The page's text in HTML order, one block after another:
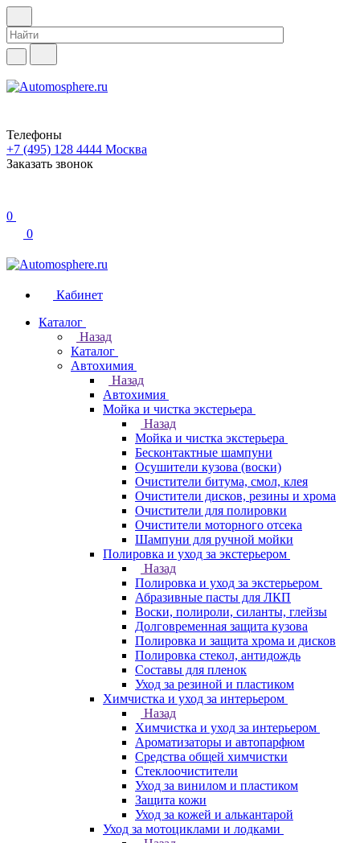
Телефоны
+7 (495) 128 4444 Москва
Заказать звонок
0
0
Кабинет
Каталог
Назад
Каталог
Автохимия
Назад
Автохимия
Мойка и чистка экстерьера
Назад
Мойка и чистка экстерьера
Бесконтактные шампуни
Осушители кузова (воски)
Очистители битума, смол, клея
Очистители дисков, резины и хрома
Очистители для полировки
Очистители моторного отсека
Шампуни для ручной мойки
Полировка и уход за экстерьером
Назад
Полировка и уход за экстерьером
Абразивные пасты для ЛКП
Воски, полироли, силанты, глейзы
Долговременная защита кузова
Полировка и защита хрома и дисков
Полировка стекол, антидождь
Составы для пленок
Уход за резиной и пластиком
Химчистка и уход за интерьером
Назад
Химчистка и уход за интерьером
Ароматизаторы и автопарфюм
Средства общей химчистки
Стеклоочистители
Уход за винилом и пластиком
Защита кожи
Уход за кожей и алькантарой
Уход за мотоциклами и лодками